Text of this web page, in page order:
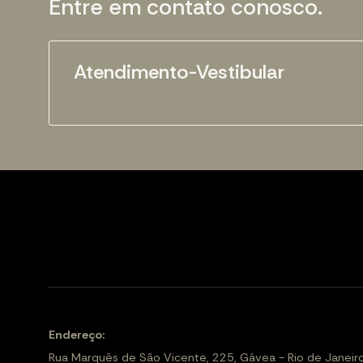
Entre em contato conosco.
Atendimento-Vestibular